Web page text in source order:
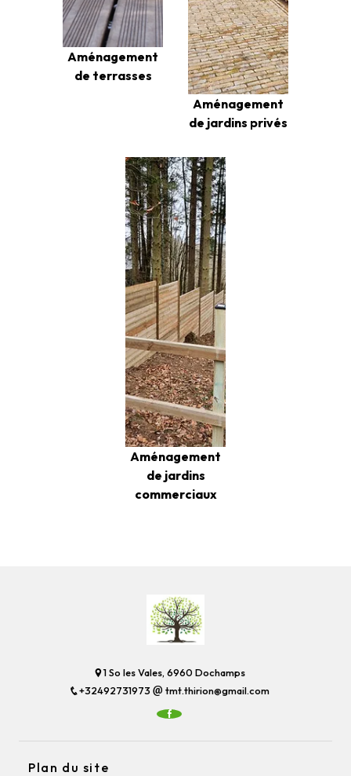
Aménagement
de terrasses
Aménagement
de jardins privés
Aménagement
de jardins
commerciaux
1 So les Vales, 6960 Dochamps
+32492731973
tmt.thirion@gmail.com
Plan du site